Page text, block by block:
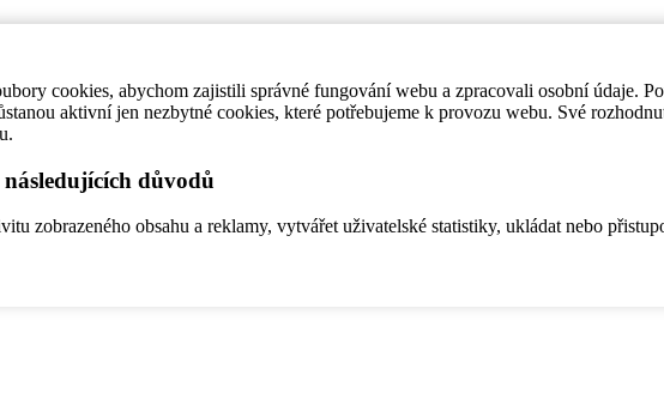
cookies, abychom zajistili správné fungování webu a zpracovali osobní údaje.
aktivní jen nezbytné cookies, které potřebujeme k provozu webu. Své
důvodů
zobrazeného obsahu a reklamy, vytvářet uživatelské statistiky, ukládat nebo